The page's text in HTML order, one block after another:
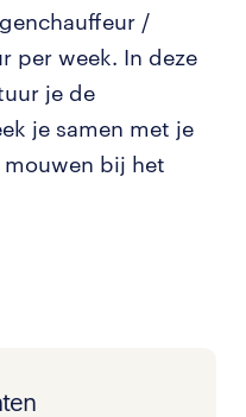
/
per week. In deze
je de
je samen met je
bij het